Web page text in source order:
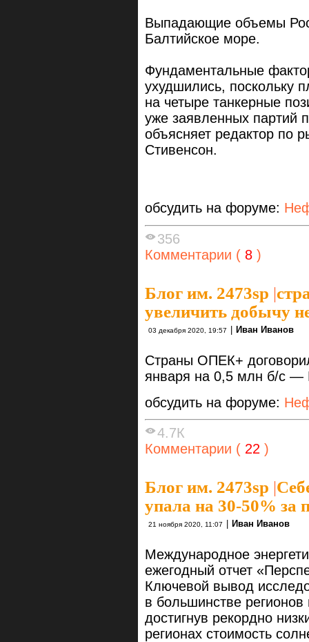
Выпадающие объемы
Балтийское море.
Фундаментальные
ухудшились, поскольку
на четыре танкерные
уже заявленных партий
объясняет редактор по
Стивенсон.
обсудить на форуме:
356
Комментарии ( 8 )
Блог им. 2473sp |
увеличить добычу
03 декабря 2020, 19:57 | Иван Иванов
Страны ОПЕК+
января на 0,5 млн б/с —
обсудить на форуме:
4.7К
Комментарии ( 22 )
Блог им. 2473sp |
упала на 30-50% за
21 ноября 2020, 11:07 Иван Иванов
Международное
ежегодный отчет
Ключевой вывод
в большинстве
достигнув рекордно
регионах стоимость